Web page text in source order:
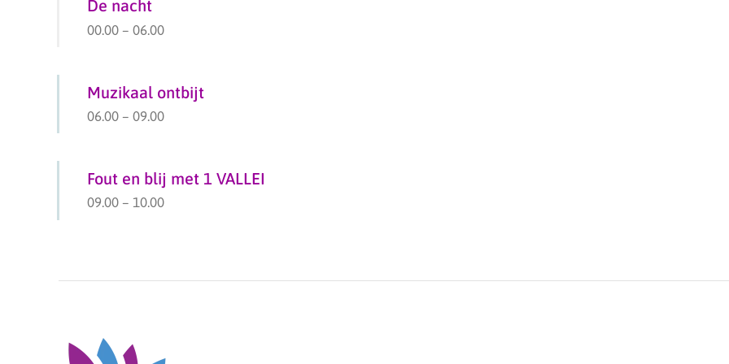
De nacht
00.00 – 06.00
Muzikaal ontbijt
06.00 – 09.00
Fout en blij met 1 VALLEI
09.00 – 10.00